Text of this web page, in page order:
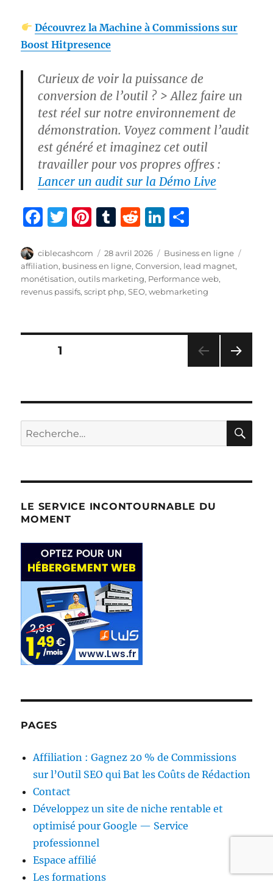
Découvrez la Machine à Commissions sur
Boost Hitpresence
Curieux de voir la puissance de
conversion de l’outil ?> Allez faire un
test réel sur notre environnement de
démonstration. Voyez comment l’audit
est généré et imaginez cet outil
travailler pour vos propres offres :
Lancer un audit sur la Démo Live
F
c
e
b
o
T
it
te
r
Pi
te
re
st
T
m
bl
r
R
d
di
t
Li
k
e
d
n
rt
a
g
Auteur
ciblecashcom
Publié
le
28 avril 2026 Catégories
Business en ligne
affiliation, business en ligne,Conversion, lead magnet,
monétisation,outils marketing, Performance web,
revenus passifs,script php,SEO,webmarketing
Pagination
publications
PAGE1
ANT
E
Recherche
pour :
LE SERVICE INCONTOURNABLE DU
MOMENT
PAGES
Affiliation : Gagnez 20 % de Commissions
sur l’Outil SEO qui Bat les Coûts de Rédaction
Contact
Développez un site de niche rentable et
optimisé pour Google — Service
professionnel
Espace affilié
Les formations